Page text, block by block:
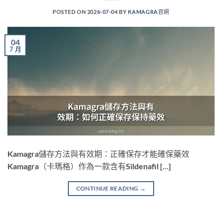
POSTED ON 2026-07-04BY KAMAGRA官網
04
7 月
Kamagra儲存方法與有效期：正確保存才能確保藥效
Kamagra（卡瑪格）作為一款含有Sildenafil […]
CONTINUE READING →